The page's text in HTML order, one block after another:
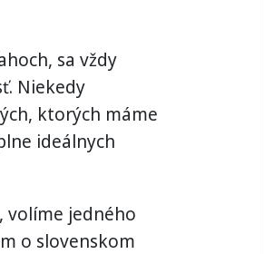
sa vždy
Niekedy
ktorých máme
ideálnych
volíme jedného
o slovenskom